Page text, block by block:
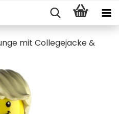
mit Collegejacke &